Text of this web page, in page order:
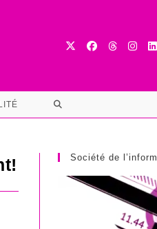
TOGGLE
SEARCH
Société de